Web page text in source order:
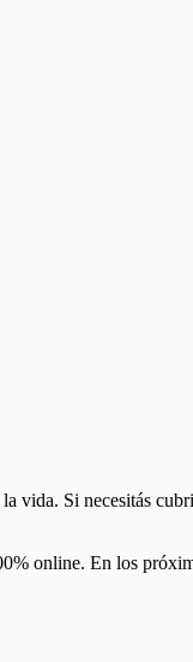
vida. Si necesitás
online. En los